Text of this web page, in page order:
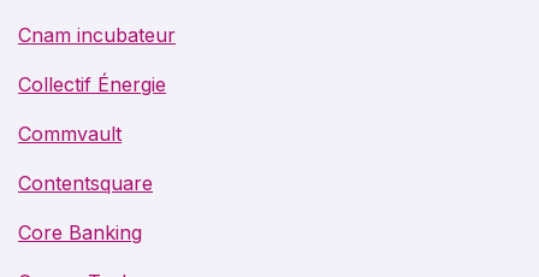
Cnam incubateur
Collectif Énergie
Commvault
Contentsquare
Core Banking